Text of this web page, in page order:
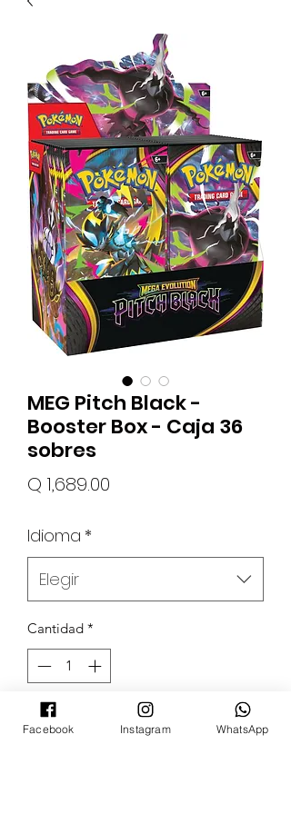
MEG Pitch Black -
Booster Box - Caja 36
sobres
Q 1,689.00
Idioma *
Elegir
Cantidad *
Agregar al carrito
Facebook Instagram WhatsApp